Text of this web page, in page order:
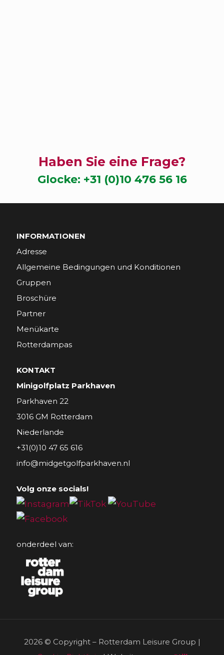
Haben Sie eine Frage?
Glocke: +31 (0)10 476 56 16
INFORMATIONEN
Adresse
Allgemeine Bedingungen und Konditionen
Gruppen
Broschüre
Partner
Menükarte
Rotterdampas
KONTAKT
Minigolfplatz Parkhaven
Parkhaven 22
3016 GM Rotterdam
Niederlande
+31(0)10 47 65 616
info@midgetgolfparkhaven.nl
Volg onze socials!
onderdeel van:
2026 © Copyright – Rotterdam Leisure Group |